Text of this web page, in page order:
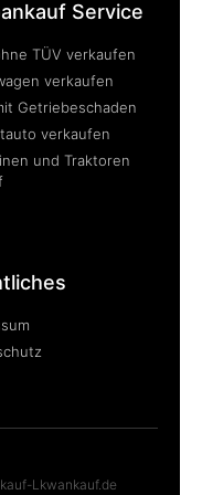
Service
TÜV verkaufen
verkaufen
Getriebeschaden
verkaufen
und Traktoren
Lkwankauf.de